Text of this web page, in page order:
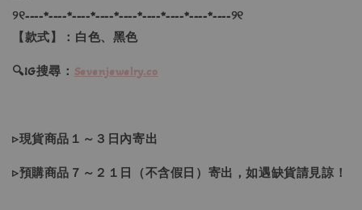
୨୧----*----*----*----*----*----*----*----*----୨୧
【款式】：白色、黑色
🔍IG搜尋： Sevenjewelry.co
▹現貨商品１～３日內寄出
▹預購商品７～２１日（不含假日）寄出，如遇缺貨請見諒！